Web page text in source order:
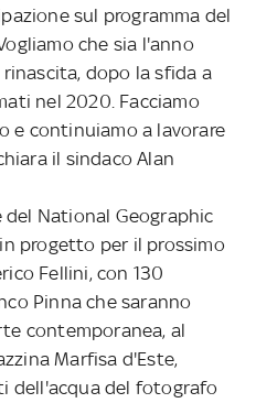
sul programma del
che sia l'anno
dopo la sfida a
nel 2020. Facciamo
e continuiamo a lavorare
il sindaco Alan
National Geographic
progetto per il prossimo
Fellini, con 130
Pinna che saranno
contemporanea, al
Marfisa d'Este,
dell'acqua del fotografo